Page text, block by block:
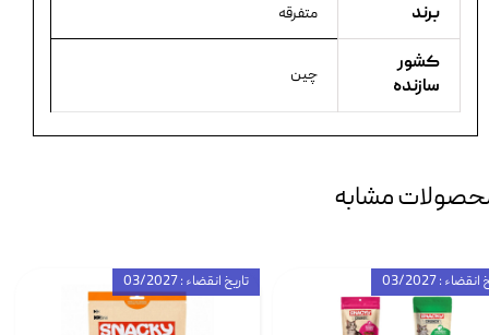
برند متفرقه
کشور
سازنده
چین
مشابه
تاریخ انقضاء : 03/2027 : 03/2027